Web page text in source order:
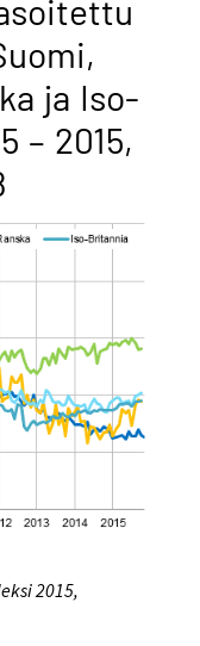
ja Iso-
– 2015,
2015,